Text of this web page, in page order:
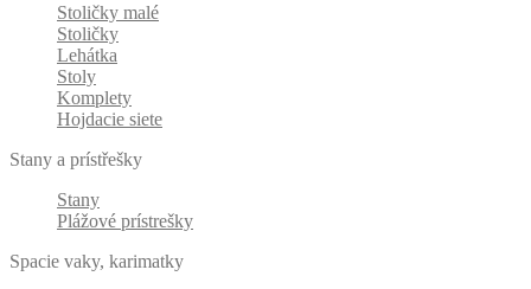
Stoličky malé
Stoličky
Lehátka
Stoly
Komplety
Hojdacie siete
Stany a prístřešky
Stany
Plážové prístrešky
Spacie vaky, karimatky